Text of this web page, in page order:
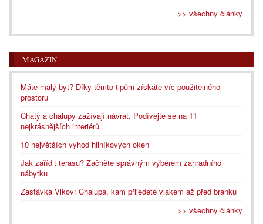
>> všechny články
MAGAZÍN
Máte malý byt? Díky těmto tipům získáte víc použitelného
prostoru
Chaty a chalupy zažívají návrat. Podívejte se na 11
nejkrásnějších interiérů
10 největších výhod hliníkových oken
Jak zařídit terasu? Začněte správným výběrem zahradního
nábytku
Zastávka Vlkov: Chalupa, kam přijedete vlakem až před branku
>> všechny články